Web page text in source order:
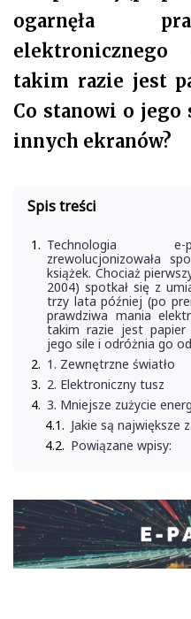
ogarnęła
takim razie jest
Co stanowi o
innych ekranów?
Spis treści
Technologia e-
zrewolucjonizowała
książek. Chociaż
2004) spotkał się z
trzy lata później (po
prawdziwa mania
takim razie jest papier
jego sile i odróżnia go
1. Zewnętrzne światło
2. Elektroniczny tusz
3. Mniejsze zużycie
Jakie są największe
Powiązane wpisy: